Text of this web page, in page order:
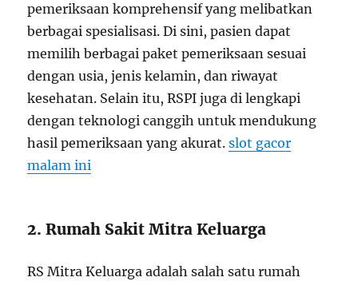
pemeriksaan komprehensif yang melibatkan
berbagai spesialisasi. Di sini, pasien dapat
memilih berbagai paket pemeriksaan sesuai
dengan usia, jenis kelamin, dan riwayat
kesehatan. Selain itu, RSPI juga di lengkapi
dengan teknologi canggih untuk mendukung
hasil pemeriksaan yang akurat.slot gacor
malam ini
2. Rumah Sakit Mitra Keluarga
RS Mitra Keluarga adalah salah satu rumah